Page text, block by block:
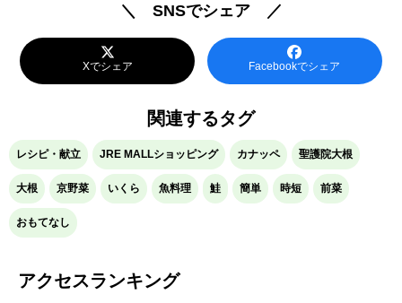
＼ SNSでシェア ／
Xでシェア Facebookでシェア
関連するタグ
レシピ・献立 JRE MALLショッピング カナッペ 聖護院大根
大根 京野菜 いくら 魚料理 鮭 簡単 時短 前菜
おもてなし
アクセスランキング